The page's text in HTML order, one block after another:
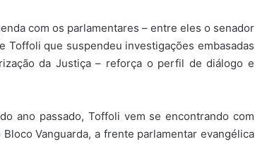
com os parlamentares – entre eles o senador
Toffoli que suspendeu investigações embasadas
da Justiça – reforça o perfil de diálogo e
ano passado, Toffoli vem se encontrando com
Vanguarda, a frente parlamentar evangélica